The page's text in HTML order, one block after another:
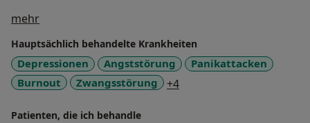
mehrÜber mich
Hauptsächlich behandelte Krankheiten
Depressionen Angststörung
Panikattacken
Burnout
Zwangsstörung +4a11y_sr_more_diseases
Patienten, die ich behandle